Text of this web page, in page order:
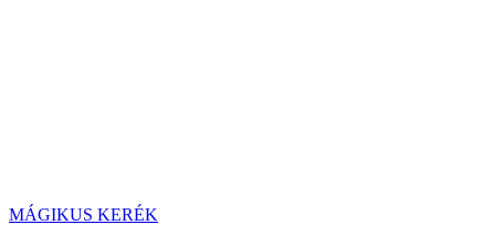
MÁGIKUS KERÉK